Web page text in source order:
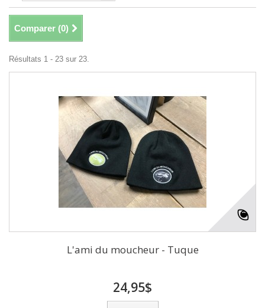
Comparer (0)
Résultats 1 - 23 sur 23.
L'ami du moucheur - Tuque
24,95$